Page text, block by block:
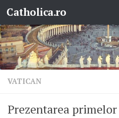
Skip to content
Catholica.ro
VATICAN
Prezentarea